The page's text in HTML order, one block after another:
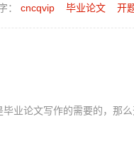
： cncqvip 毕业论文 开
业论文写作的需要的，那